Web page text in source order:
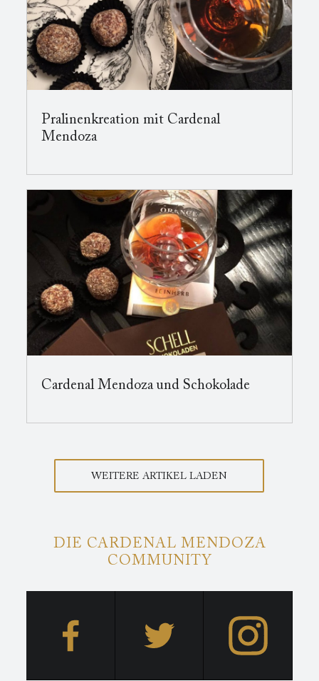
Pralinenkreation mit Cardenal
Mendoza
Cardenal Mendoza und Schokolade
WEITERE ARTIKEL LADEN
DIE CARDENAL MENDOZA
COMMUNITY